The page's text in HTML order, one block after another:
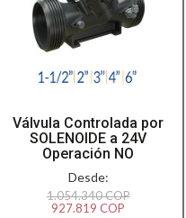
Válvula Controlada por
SOLENOIDE a 24V
Operación NO
Desde:
1.054.340 COP
927.819 COP